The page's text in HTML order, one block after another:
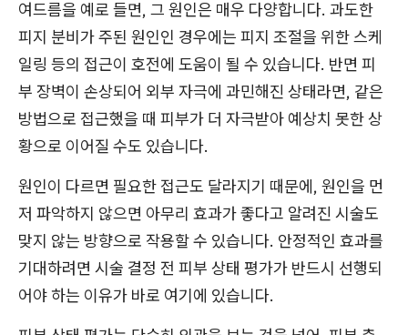
여드름을 예로 들면, 그 원인은 매우 다양합니다. 과도한
피지 분비가 주된 원인인 경우에는 피지 조절을 위한 스케
일링 등의 접근이 호전에 도움이 될 수 있습니다. 반면 피
부 장벽이 손상되어 외부 자극에 과민해진 상태라면, 같은
방법으로 접근했을 때 피부가 더 자극받아 예상치 못한 상
황으로 이어질 수도 있습니다.
원인이 다르면 필요한 접근도 달라지기 때문에, 원인을 먼
저 파악하지 않으면 아무리 효과가 좋다고 알려진 시술도
맞지 않는 방향으로 작용할 수 있습니다. 안정적인 효과를
기대하려면 시술 결정 전 피부 상태 평가가 반드시 선행되
어야 하는 이유가 바로 여기에 있습니다.